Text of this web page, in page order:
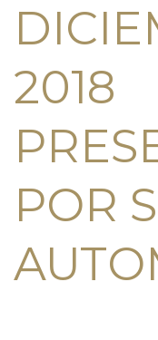
2018
POR